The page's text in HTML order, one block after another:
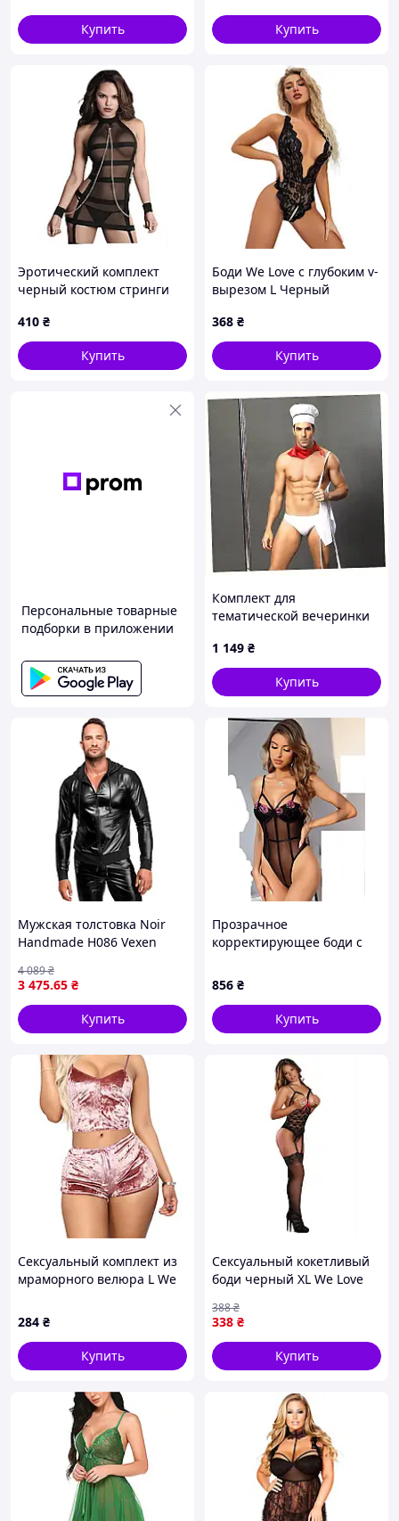
Купить
Купить
Эротический комплект
черный костюм стринги
We Love 8810888BX
410 ₴
Купить
Боди We Love с глубоким v-
вырезом L Черный
368 ₴
Купить
Персональные товарные
подборки в приложении
Комплект для
тематической вечеринки
1 149 ₴
Купить
Мужская толстовка Noir
Handmade H086 Vexen
3 475.65 ₴
4 089₴
Купить
Прозрачное
корректирующее боди с
Love Черный
856 ₴
Купить
Сексуальный комплект из
мраморного велюра L We
284 ₴
Купить
Сексуальный кокетливый
боди черный XL We Love
338 ₴
388₴
Купить